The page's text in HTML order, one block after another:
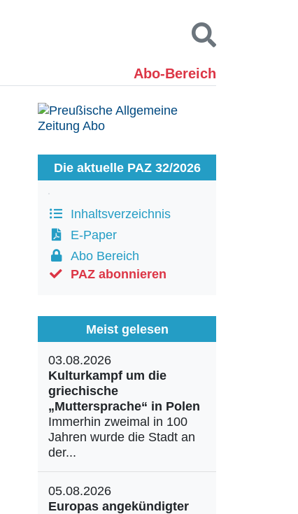
Abo-Bereich
Kontakt
Die aktuelle PAZ 32/2026
Inhaltsverzeichnis
E-Paper
Abo Bereich
PAZ abonnieren
Meist gelesen
03.08.2026
Kulturkampf um die
griechische
„Muttersprache“ in Polen
Immerhin zweimal in 100
Jahren wurde die Stadt an
der...
05.08.2026
Europas angekündigter